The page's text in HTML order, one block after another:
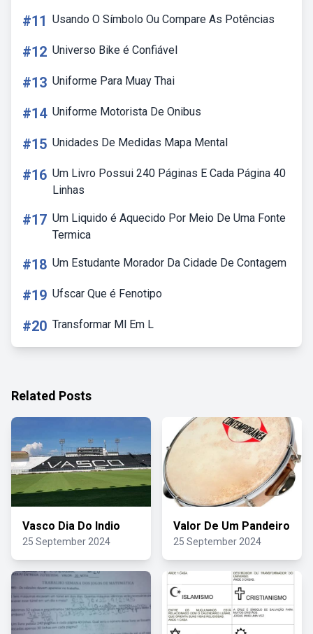
#11 Usando O Símbolo Ou Compare As Potências
#12 Universo Bike é Confiável
#13 Uniforme Para Muay Thai
#14 Uniforme Motorista De Onibus
#15 Unidades De Medidas Mapa Mental
#16 Um Livro Possui 240 Páginas E Cada Página 40
Linhas
#17 Um Liquido é Aquecido Por Meio De Uma Fonte
Termica
#18 Um Estudante Morador Da Cidade De Contagem
#19 Ufscar Que é Fenotipo
#20 Transformar Ml Em L
Related Posts
Vasco Dia Do Indio
25 September 2024
Valor De Um Pandeiro
25 September 2024